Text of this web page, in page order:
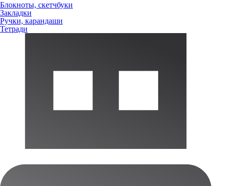
Блокноты, скетчбуки
Закладки
Ручки, карандаши
Тетради